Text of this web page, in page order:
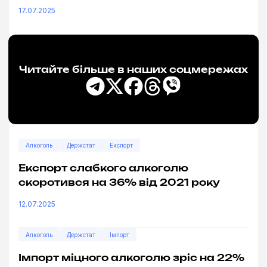
17.07.2025
Читайте більше в наших соцмережах
Алкоголь Держстат Експорт
Експорт слабкого алкоголю
скоротився на 36% від 2021 року
12.07.2025
Алкоголь Держстат Імпорт
Імпорт міцного алкоголю зріс на 22%